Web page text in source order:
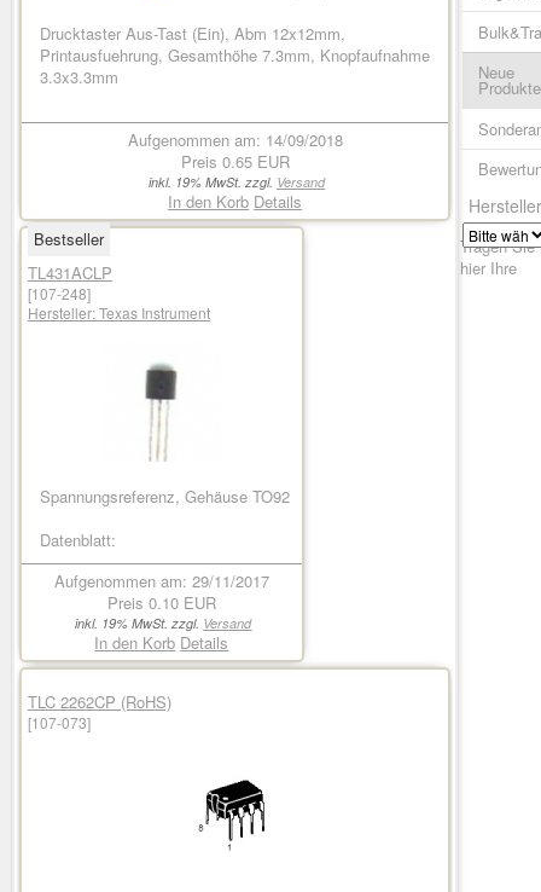
Drucktaster Aus-Tast (Ein), Abm 12x12mm,
Printausfuehrung, Gesamthöhe 7.3mm, Knopfaufnahme
3.3x3.3mm
Aufgenommen am: 14/09/2018
Preis 0.65 EUR
inkl. 19% MwSt. zzgl. Versand
In den Korb Details
Bestseller
TL431ACLP
[107-248]
Hersteller:Texas Instrument
Spannungsreferenz, Gehäuse TO92
Datenblatt:
Aufgenommen am: 29/11/2017
Preis 0.10 EUR
inkl. 19% MwSt. zzgl. Versand
In den Korb Details
TLC 2262CP (RoHS)
[107-073]
Neue
Produkte
Tragen Sie
hier Ihre